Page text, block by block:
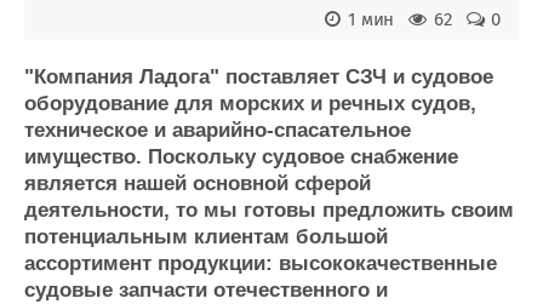
Пульс
Новости
Компании
Репутация
Работа
Крюинг
Журнал
Реклама
Доска объявлений
Продажа флота
Оборудование
Изделия
Материалы
Услуги
0
62
1 мин
"Компания Ладога" поставляет СЗЧ и судовое
оборудование для морских и речных судов,
техническое и аварийно-спасательное
имущество. Поскольку судовое снабжение
является нашей основной сферой
деятельности, то мы готовы предложить своим
потенциальным клиентам большой
ассортимент продукции: высококачественные
судовые запчасти отечественного и